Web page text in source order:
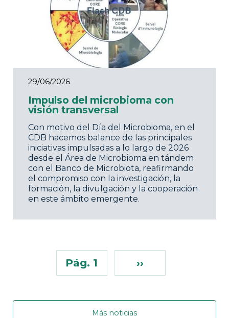
29/06/2026
Impulso del microbioma con
visión transversal
Con motivo del Día del Microbioma, en el
CDB hacemos balance de las principales
iniciativas impulsadas a lo largo de 2026
desde el Área de Microbioma en tándem
con el Banco de Microbiota, reafirmando
el compromiso con la investigación, la
formación, la divulgación y la cooperación
en este ámbito emergente.
Pág. 1 ››
Más noticias